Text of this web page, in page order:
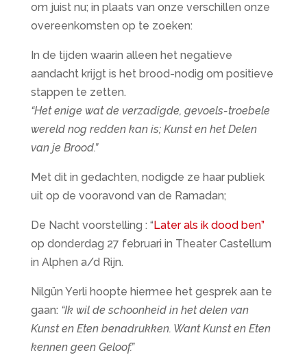
om juist nu; in plaats van onze verschillen onze
overeenkomsten op te zoeken:
In de tijden waarin alleen het negatieve
aandacht krijgt is het brood-nodig om positieve
stappen te zetten.
“Het enige wat de verzadigde, gevoels-troebele
wereld nog redden kan is; Kunst en het Delen
van je Brood.”
Met dit in gedachten, nodigde ze haar publiek
uit op de vooravond van de Ramadan;
De Nacht voorstelling : “Later als ik dood ben”
op donderdag 27 februari in Theater Castellum
in Alphen a/d Rijn.
Nilgün Yerli hoopte hiermee het gesprek aan te
gaan: “Ik wil de schoonheid in het delen van
Kunst en Eten benadrukken. Want Kunst en Eten
kennen geen Geloof.”